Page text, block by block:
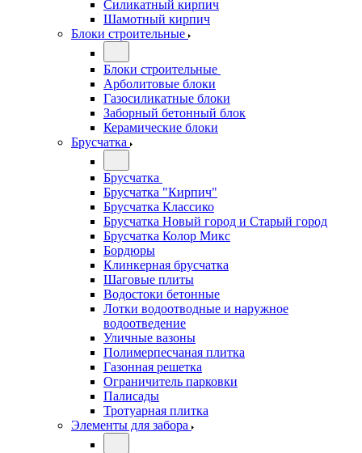
Силикатный кирпич
Шамотный кирпич
Блоки строительные
Блоки строительные
Арболитовые блоки
Газосиликатные блоки
Заборный бетонный блок
Керамические блоки
Брусчатка
Брусчатка
Брусчатка "Кирпич"
Брусчатка Классико
Брусчатка Новый город и Старый город
Брусчатка Колор Микс
Бордюры
Клинкерная брусчатка
Шаговые плиты
Водостоки бетонные
Лотки водоотводные и наружное
водоотведение
Уличные вазоны
Полимерпесчаная плитка
Газонная решетка
Ограничитель парковки
Палисады
Тротуарная плитка
Элементы для забора